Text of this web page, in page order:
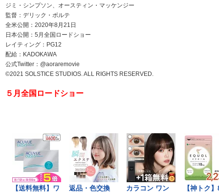
ジミ・シンプソン、オースティン・マッケンジー
監督：デリック・ボルテ
全米公開：2020年8月21日
日本公開：5月全国ロードショー
レイティング：PG12
配給：KADOKAWA
公式Twitter：@aoraremovie
©2021 SOLSTICE STUDIOS. ALL RIGHTS RESERVED.
５月全国ロードショー